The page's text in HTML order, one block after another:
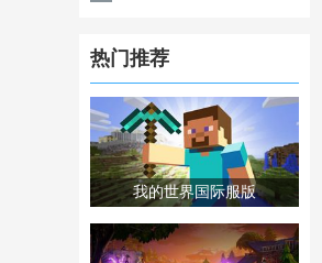
热门推荐
我的世界国际服版